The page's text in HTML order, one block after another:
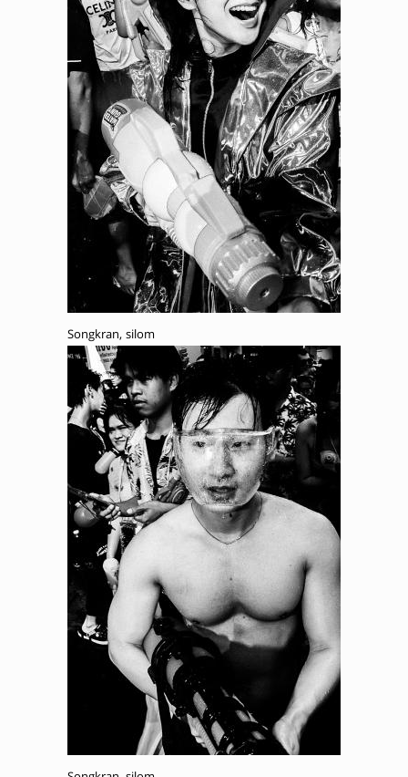
Songkran, silom